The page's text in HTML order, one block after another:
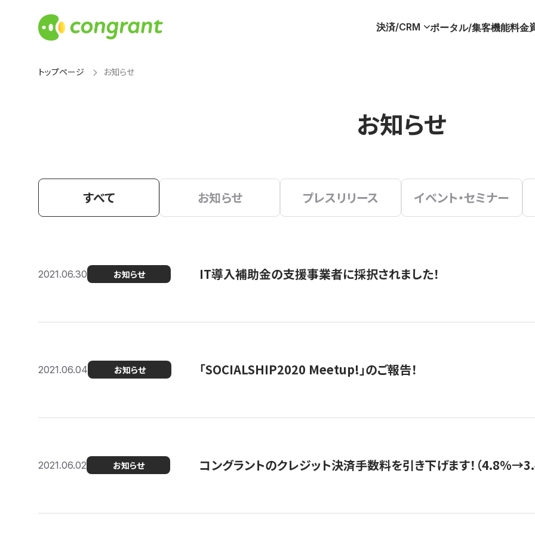
決済/CRM ポータル/集客機能料金
トップページ お知らせ
お知らせ
すべて お知らせ プレスリリース イベント・セミナー
2021.06.30 お知らせ IT導入補助金の支援事業者に採択されました！
2021.06.04 お知らせ 「SOCIALSHIP2020 Meetup!」のご報告！
2021.06.02 お知らせ コングラントのクレジット決済手数料を引き下げます！（